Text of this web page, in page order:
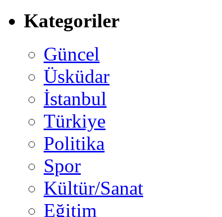
Kategoriler
Güncel
Üsküdar
İstanbul
Türkiye
Politika
Spor
Kültür/Sanat
Eğitim